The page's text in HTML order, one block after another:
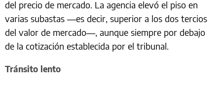
del precio de mercado. La agencia elevó el piso en
varias subastas —es decir, superior a los dos tercios
del valor de mercado—, aunque siempre por debajo
de la cotización establecida por el tribunal.
Tránsito lento